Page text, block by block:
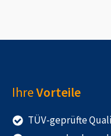
IhreVorteile
TÜV-geprüfte